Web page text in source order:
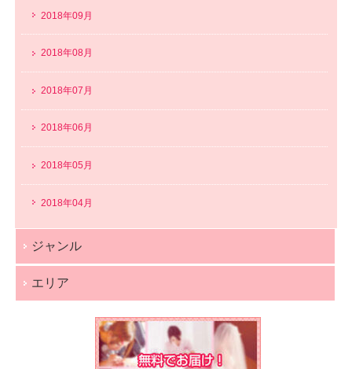
2018年09月
2018年08月
2018年07月
2018年06月
2018年05月
2018年04月
ジャンル
エリア